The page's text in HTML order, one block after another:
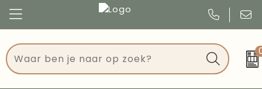
Congres